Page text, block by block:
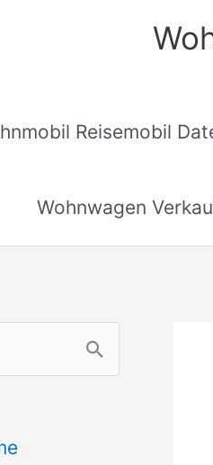
Reisemobil
Wohnwagen